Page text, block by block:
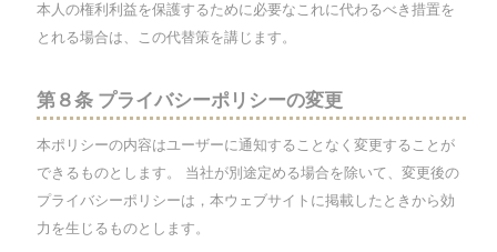
本人の権利利益を保護するために必要なこれに代わるべき措置を
とれる場合は、この代替策を講じます。
第８条 プライバシーポリシーの変更
本ポリシーの内容はユーザーに通知することなく変更することが
できるものとします。 当社が別途定める場合を除いて、変更後の
プライバシーポリシーは，本ウェブサイトに掲載したときから効
力を生じるものとします。